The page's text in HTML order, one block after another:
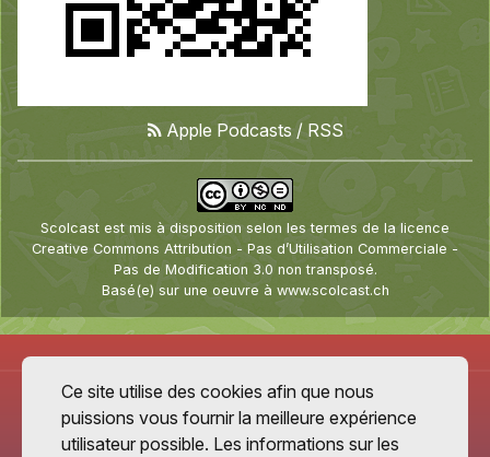
Apple Podcasts/RSS
Scolcast est mis à disposition selon les termes de lalicence
Creative Commons Attribution - Pas d’Utilisation Commerciale -
Pas de Modification 3.0 non transposé.
Basé(e) sur une oeuvre à www.scolcast.ch
Ce site utilise des cookies afin que nous
puissions vous fournir la meilleure expérience
utilisateur possible. Les informations sur les